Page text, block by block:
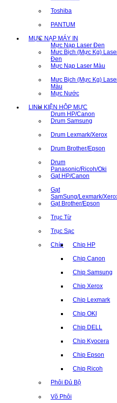
Toshiba
PANTUM
MỰC NẠP MÁY IN
Mực Nạp Laser Đen
Mưc Bịch (Mực Kg)
Đen
Mực Nạp Laser Màu
Mưc Bịch (Mực Kg)
Màu
Mực Nước
LINH KIỆN HỘP MỰC
Drum HP/Canon
Drum Samsung
Drum Lexmark/Xerox
Drum Brother/Epson
Drum
Panasonic/Ricoh/Oki
Gạt HP/Canon
Gạt
SamSung/Lexmark/
Gạt Brother/Epson
Trục Từ
Trục Sạc
Chíp Chip HP
Chip Canon
Chip Samsung
Chip Xerox
Chip Lexmark
Chip OKI
Chip DELL
Chip Kyocera
Chip Epson
Chip Ricoh
Phôi Đủ Bộ
Võ Phôi